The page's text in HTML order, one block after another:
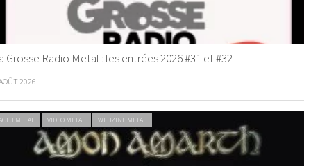
Grosse Radio Metal : les entrées 2026 #31 et #32
2026
METAL VIDEO METAL WEBZINE METAL